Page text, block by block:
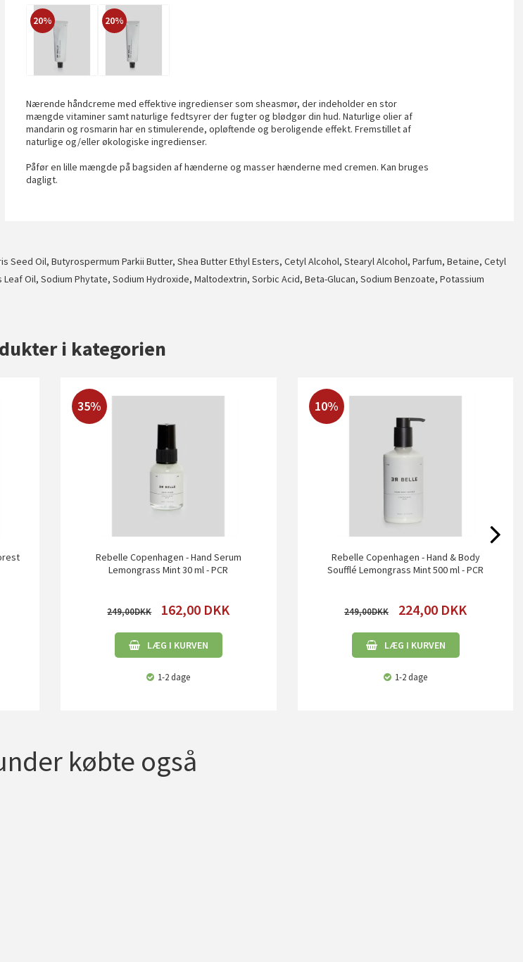
20% 20%
Nærende håndcreme med effektive ingredienser som sheasmør, der indeholder en stor
mængde vitaminer samt naturlige fedtsyrer der fugter og blødgør din hud. Naturlige olier af
mandarin og rosmarin har en stimulerende, opløftende og beroligende effekt. Fremstillet af
naturlige og/eller økologiske ingredienser.
Påfør en lille mængde på bagsiden af hænderne og masser hænderne med cremen. Kan bruges
dagligt.
Oil, Butyrospermum Parkii Butter, Shea Butter Ethyl Esters, Cetyl Alcohol, Stearyl Alcohol, Parfum, Betaine, Cetyl
Oil, Sodium Phytate, Sodium Hydroxide, Maltodextrin, Sorbic Acid, Beta-Glucan, Sodium Benzoate, Potassium
i kategorien
35%
Rebelle Copenhagen - Hand Serum
Lemongrass Mint 30 ml - PCR
249,00 162,00 DKK
LÆG I KURVEN
1-2 dage
10%
Rebelle Copenhagen - Hand & Body
Soufflé Lemongrass Mint 500 ml - PCR
249,00 224,00 DKK
LÆG I KURVEN
1-2 dage
købte også